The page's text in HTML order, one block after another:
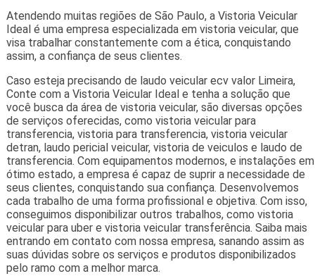
Atendendo muitas regiões de São Paulo, a Vistoria Veicular
Ideal é uma empresa especializada em vistoria veicular, que
visa trabalhar constantemente com a ética, conquistando
assim, a confiança de seus clientes.
Caso esteja precisando de laudo veicular ecv valor Limeira,
Conte com a Vistoria Veicular Ideal e tenha a solução que
você busca da área de vistoria veicular, são diversas opções
de serviços oferecidas, como vistoria veicular para
transferencia, vistoria para transferencia, vistoria veicular
detran, laudo pericial veicular, vistoria de veiculos e laudo de
transferencia. Com equipamentos modernos, e instalações em
ótimo estado, a empresa é capaz de suprir a necessidade de
seus clientes, conquistando sua confiança. Desenvolvemos
cada trabalho de uma forma profissional e objetiva. Com isso,
conseguimos disponibilizar outros trabalhos, como vistoria
veicular para uber e vistoria veicular transferência. Saiba mais
entrando em contato com nossa empresa, sanando assim as
suas dúvidas sobre os serviços e produtos disponibilizados
pelo ramo com a melhor marca.